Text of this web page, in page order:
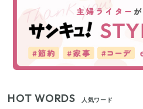
HOT WORDS 人気ワード